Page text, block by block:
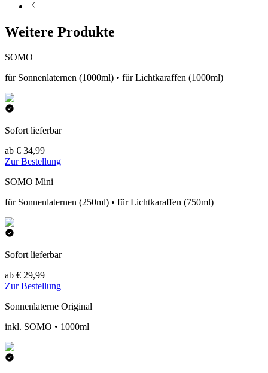
Weitere Produkte
SOMO
für Sonnenlaternen (1000ml) • für Lichtkaraffen (1000ml)
Sofort lieferbar
ab € 34,99
Zur Bestellung
SOMO Mini
für Sonnenlaternen (250ml) • für Lichtkaraffen (750ml)
Sofort lieferbar
ab € 29,99
Zur Bestellung
Sonnenlaterne Original
inkl. SOMO • 1000ml